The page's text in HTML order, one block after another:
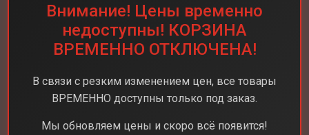
Внимание! Цены временно
недоступны! КОРЗИНА
ВРЕМЕННО ОТКЛЮЧЕНА!
В связи с резким изменением цен, все товары
ВРЕМЕННО доступны только под заказ.
Мы обновляем цены и скоро всё появится!